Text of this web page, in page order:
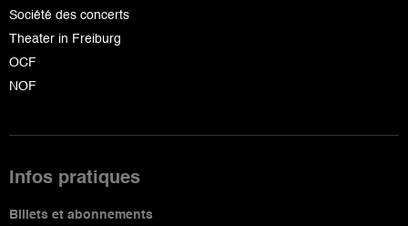
Société des concerts
Theater in Freiburg
OCF
NOF
Infos pratiques
Billets et abonnements